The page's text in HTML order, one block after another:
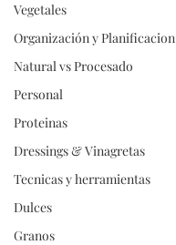
Vegetales
Organización y Planificacion
Natural vs Procesado
Personal
Proteinas
Dressings & Vinagretas
Tecnicas y herramientas
Dulces
Granos